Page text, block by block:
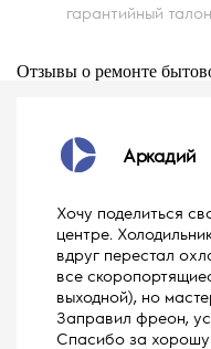
гарантийный
Отзывы о ремонте
Аркадий
Хочу поделиться
центре.
вдруг перестал
все
выходной), но
Заправил фреон,
Спасибо за